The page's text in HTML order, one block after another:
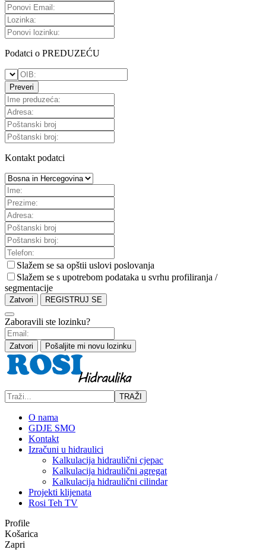
Podatci o PREDUZEĆU
Preveri
Kontakt podatci
Slažem se sa opštii uslovi poslovanja
Slažem se s upotrebom podataka u svrhu profiliranja /
segmentacije
Zatvori REGISTRUJ SE
Zaboravili ste lozinku?
Zatvori Pošaljite mi novu lozinku
TRAŽI
O nama
GDJE SMO
Kontakt
Izračuni u hidraulici
Kalkulacija hidraulični cjepac
Kalkulacija hidraulični agregat
Kalkulacija hidraulični cilindar
Projekti klijenata
Rosi Teh TV
Profile
Košarica
Zapri